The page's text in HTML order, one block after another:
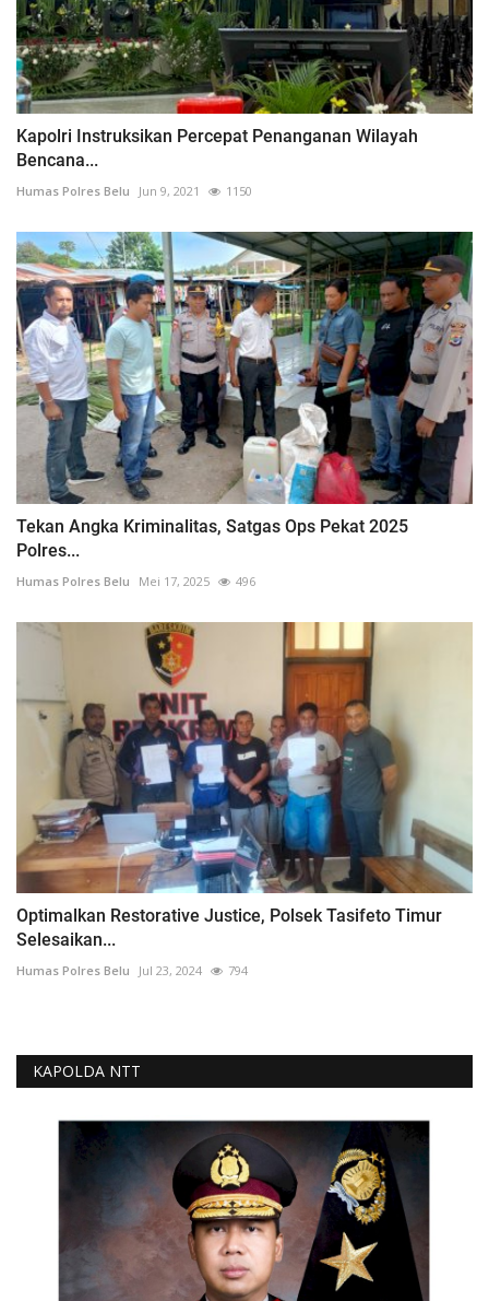
Kapolri Instruksikan Percepat Penanganan Wilayah
Bencana...
Humas Polres Belu Jun 9, 2021 1150
Tekan Angka Kriminalitas, Satgas Ops Pekat 2025
Polres...
Humas Polres Belu Mei 17, 2025 496
Optimalkan Restorative Justice, Polsek Tasifeto Timur
Selesaikan...
Humas Polres Belu Jul 23, 2024 794
KAPOLDA NTT